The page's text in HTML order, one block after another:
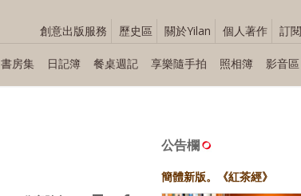
創意出版服務 歷史區 關於Yilan 個人著作 訂
書房集 日記簿 餐桌週記 享樂隨手拍 照相簿 影音區
公告欄
簡體新版。《紅茶經》